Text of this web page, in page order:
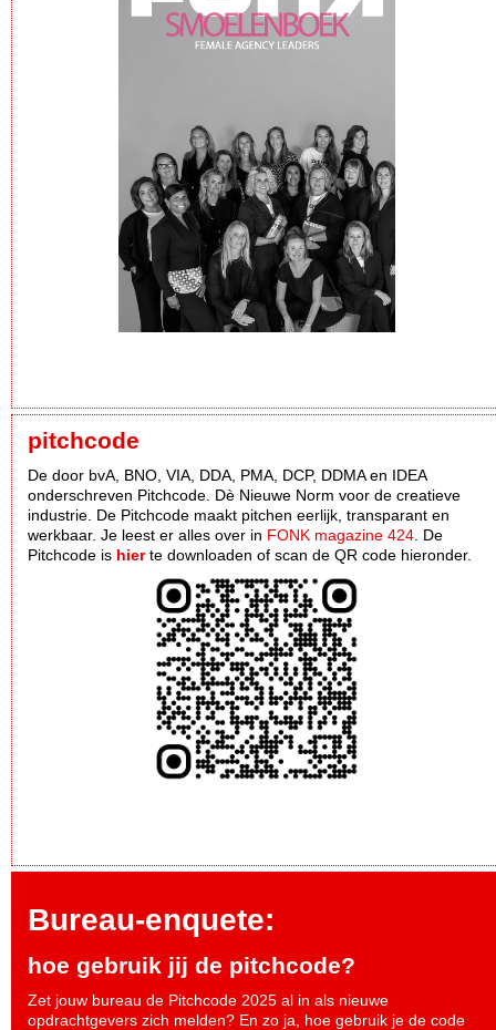
pitchcode
De door bvA, BNO, VIA, DDA, PMA, DCP, DDMA en IDEA
onderschreven Pitchcode. Dè Nieuwe Norm voor de creatieve
industrie. De Pitchcode maakt pitchen eerlijk, transparant en
werkbaar. Je leest er alles over in FONK magazine 424 . De
Pitchcode is hierte downloaden of scan de QR code hieronder.
Bureau-enquete:
hoe gebruik jij de pitchcode?
Zet jouw bureau de Pitchcode 2025 al in als nieuwe
opdrachtgevers zich melden? En zo ja, hoe gebruik je de code